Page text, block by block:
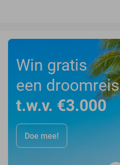
Win gratis
een droomreis
t.w.v. €3.000
Doe mee!